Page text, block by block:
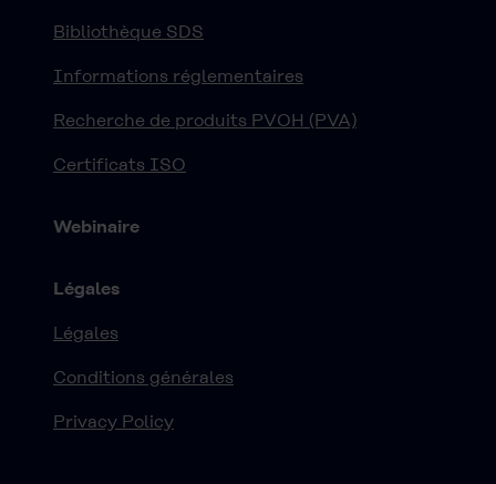
Bibliothèque SDS
Informations réglementaires
Recherche de produits PVOH (PVA)
Certificats ISO
Webinaire
Légales
Légales
Conditions générales
Privacy Policy